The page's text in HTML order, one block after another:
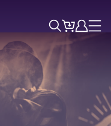
ZoekTicketsAccount
Menu